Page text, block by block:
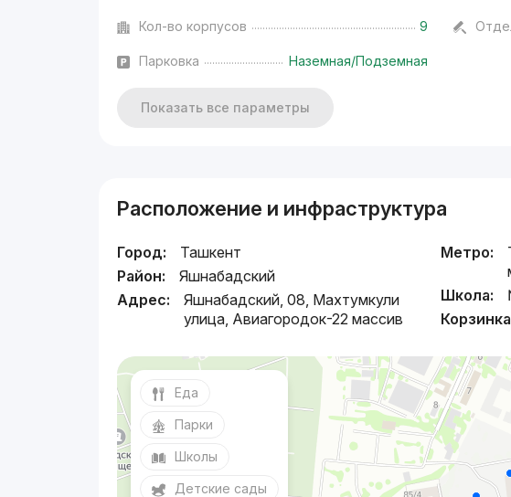
Кол-во корпусов 9
Парковка Наземная/Подземная
Показать все параметры
Расположение и инфраструктура
Город:
Ташкент
Район:
Яшнабадский
Адрес:
Яшнабадский, 08, Махтумкули
улица, Авиагородок-22 массив
Метро:
Школа:
Еда
Парки
Школы
Детские сады